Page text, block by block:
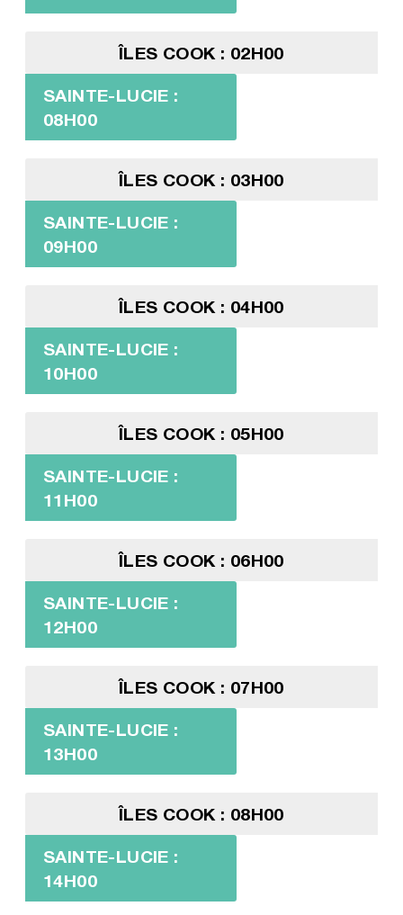
ÎLES COOK : 02H00
SAINTE-LUCIE :
08H00
ÎLES COOK : 03H00
SAINTE-LUCIE :
09H00
ÎLES COOK : 04H00
SAINTE-LUCIE :
10H00
ÎLES COOK : 05H00
SAINTE-LUCIE :
11H00
ÎLES COOK : 06H00
SAINTE-LUCIE :
12H00
ÎLES COOK : 07H00
SAINTE-LUCIE :
13H00
ÎLES COOK : 08H00
SAINTE-LUCIE :
14H00